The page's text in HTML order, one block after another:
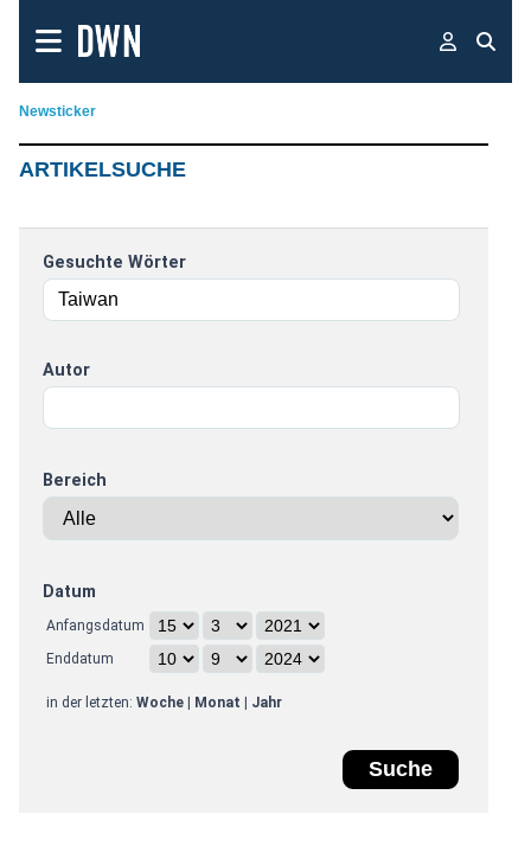
Newsticker
ARTIKELSUCHE
Gesuchte Wörter
Autor
Bereich
Datum
Anfangsdatum
Enddatum
in der letzten: Woche| Monat Jahr